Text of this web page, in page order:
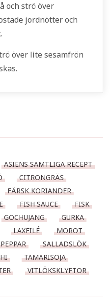
och strö över
jordnötter och
över lite sesamfrön
ASIENS SAMTLIGA RECEPT
CITRONGRÄS
FÄRSK KORIANDER
FISH SAUCE
FISK
GOCHUJANG
GURKA
LAXFILÉ
MOROT
SALLADSLÖK
TAMARISOJA
VITLÖKSKLYFTOR